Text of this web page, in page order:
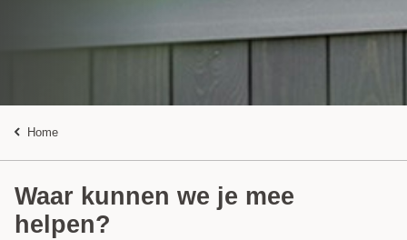
Home
Waar kunnen we je mee
helpen?